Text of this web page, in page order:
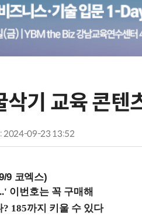
기 교육 콘텐
: 2024-09-23 13:52
9 코엑스)